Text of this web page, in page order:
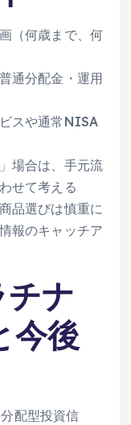
（何歳まで、何
通分配金・運用
スや通常NISA
場合は、手元流
せて考える
品選びは慎重に
報のキャッチア
ナ
今後
配型投資信